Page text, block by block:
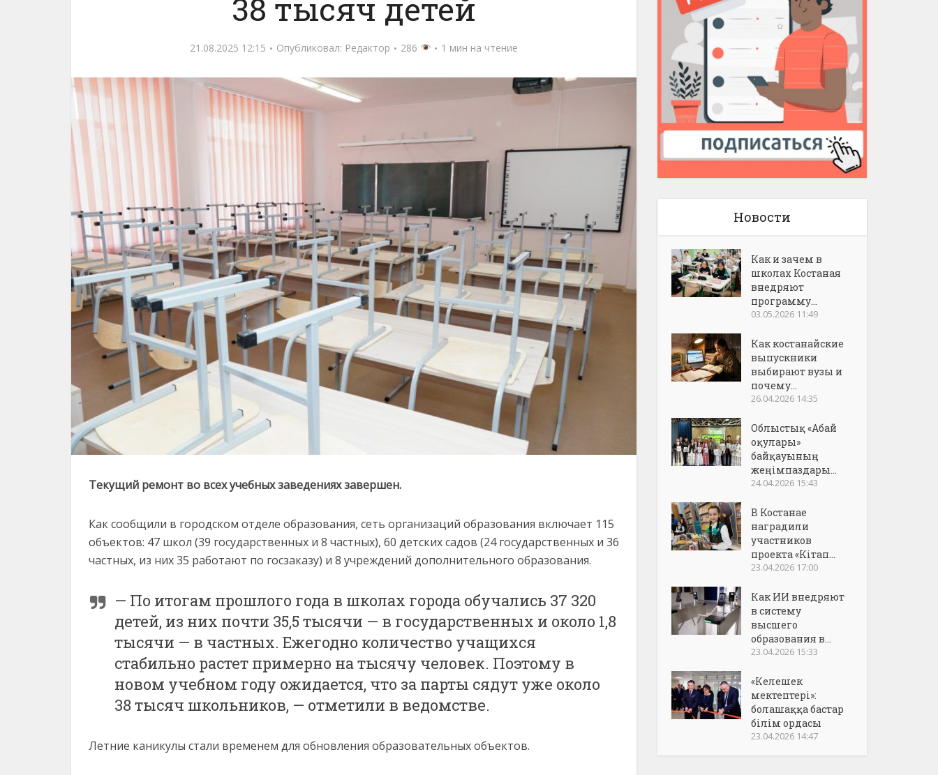
38 тысяч детей
21.08.2025 12:15 Опубликовал: Редактор 286 1 мин на чтение
Текущий ремонт во всех учебных заведениях завершен.
Как сообщили в городском отделе образования, сеть организаций образования включает 115
объектов: 47 школ (39 государственных и 8 частных), 60 детских садов (24 государственных и 36
частных, из них 35 работают по госзаказу) и 8 учреждений дополнительного образования.
— По итогам прошлого года в школах города обучались 37 320
детей, из них почти 35,5 тысячи — в государственных и около 1,8
тысячи — в частных. Ежегодно количество учащихся
стабильно растет примерно на тысячу человек. Поэтому в
новом учебном году ожидается, что за парты сядут уже около
38 тысяч школьников, — отметили в ведомстве.
Летние каникулы стали временем для обновления образовательных объектов.
Новости
Как и зачем в
школах Костаная
внедряют
программу...
03.05.2026 11:49
Как костанайские
выпускники
выбирают вузы и
почему...
26.04.2026 14:35
Облыстық «Абай
оқулары»
байқауының
жеңімпаздары...
24.04.2026 15:43
В Костанае
наградили
участников
проекта «Кітап...
23.04.2026 17:00
Как ИИ внедряют
в систему
высшего
образования в...
23.04.2026 15:33
«Келешек
мектептері»:
болашаққа бастар
білім ордасы
23.04.2026 14:47